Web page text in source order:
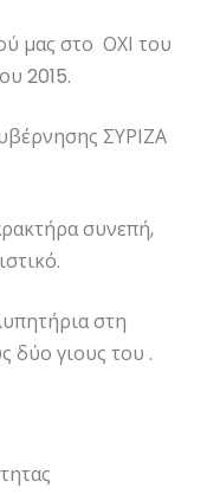
μας στο ΟΧΙ του
2015.
ΣΥΡΙΖΑ
συνεπή,
στη
δύο γιους του .